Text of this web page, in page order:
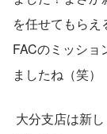
を任せてもら
FACのミッショ
ましたね（笑）
大分支店は新